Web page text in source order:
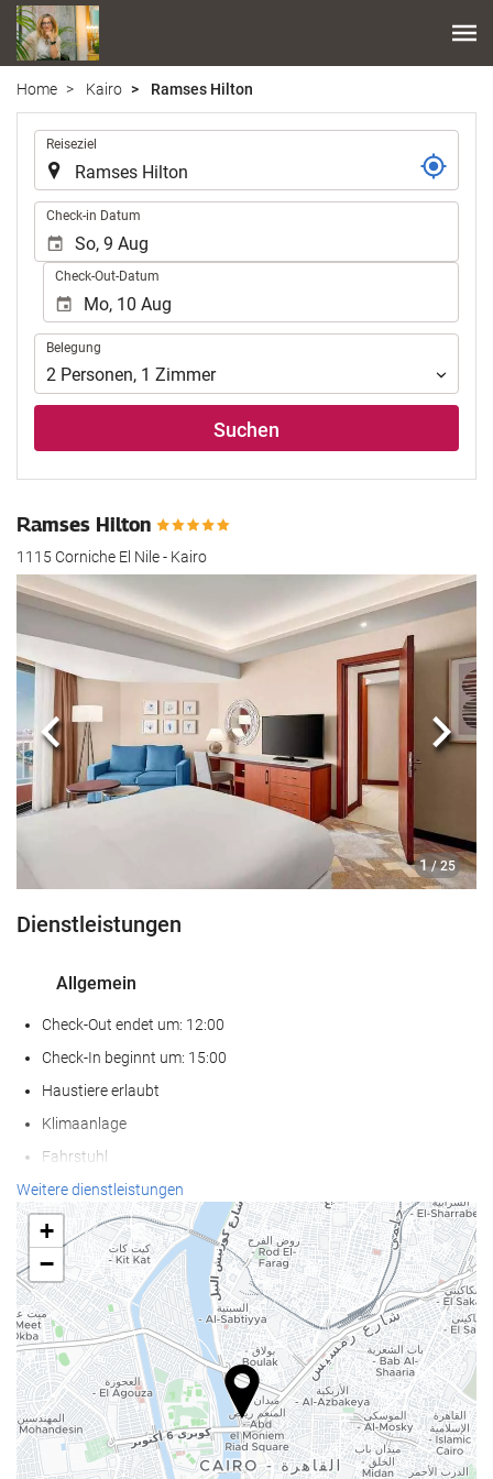
Home Kairo Ramses Hilton
Reiseziel
Check-in Datum
Check-Out-Datum
Belegung
Belegung
2 Personen, 1 Zimmer
Suchen
Ramses Hilton
1115 Corniche El Nile - Kairo
1 / 25
Zurück
Dienstleistungen
Allgemein
Check-Out endet um: 12:00
Check-In beginnt um: 15:00
Haustiere erlaubt
Klimaanlage
Fahrstuhl
Zugang für Personen mit eingeschränkter Mobilität
Nichtraucher-Räume
Raucherbereich
Wellness
Poolbar
Pool-/Strandtücher
Sonnenstühle/-liegen
Sonnenschirme
Weitere dienstleistungen
+
−